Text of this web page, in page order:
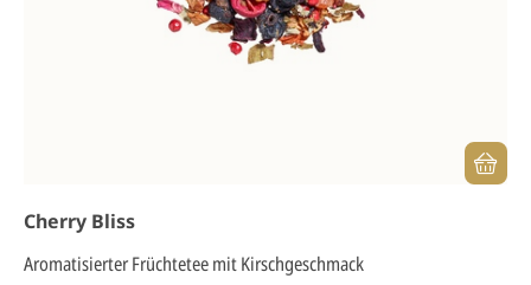
Cherry Bliss
Aromatisierter Früchtetee mit Kirschgeschmack